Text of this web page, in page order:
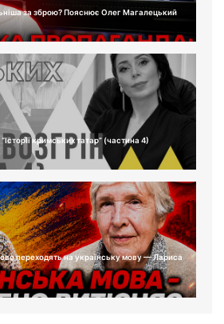
за зброю? Пояснює Олег Магалецький
кримських татар” (частина 4)
переходять на українську мову — Лариса